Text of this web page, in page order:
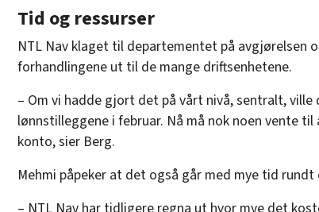
Tid og ressurser
NTL Nav klaget til departementet på avgjørelsen
forhandlingene ut til de mange driftsenhetene.
– Om vi hadde gjort det på vårt nivå, sentralt,
lønnstilleggene i februar. Nå må nok noen vente til
konto, sier Berg.
Mehmi påpeker at det også går med mye tid